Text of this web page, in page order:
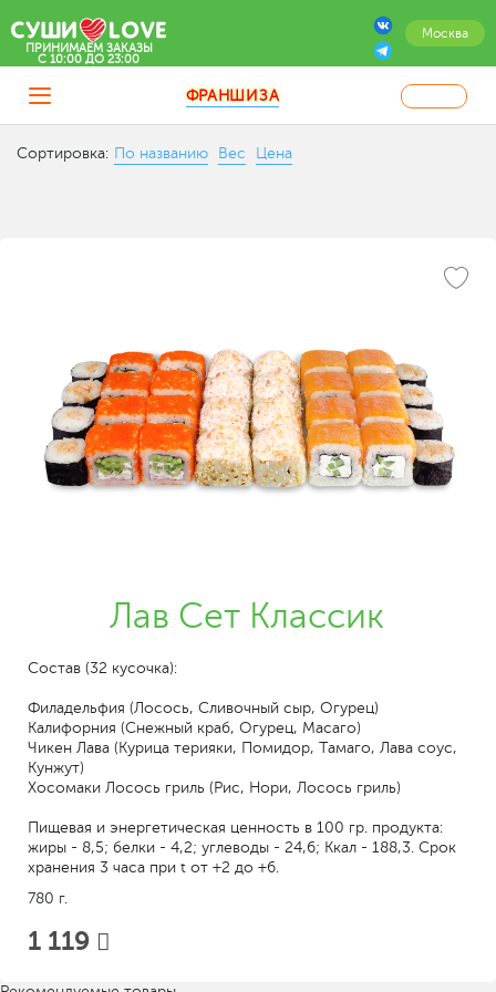
Москва
ПРИНИМАЕМ ЗАКАЗЫ
C 10:00 ДО 23:00
ФРАНШИЗА
Сортировка: По названию Вес Цена
Лав Сет Классик
Состав (32 кусочка):
Филадельфия (Лосось, Сливочный сыр, Огурец)
Калифорния (Снежный краб, Огурец, Масаго)
Чикен Лава (Курица терияки, Помидор, Тамаго, Лава соус,
Кунжут)
Хосомаки Лосось гриль (Рис, Нори, Лосось гриль)
Пищевая и энергетическая ценность в 100 гр. продукта:
жиры - 8,5; белки - 4,2; углеводы - 24,6; Ккал - 188,3. Срок
хранения 3 часа при t от +2 до +6.
780 г.
1 119